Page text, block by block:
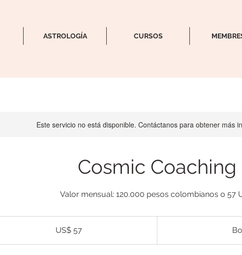
ASTROLOGÍA CURSOS
Este servicio no está disponible. Contáctanos para obtener más
Cosmic Coaching
Valor mensual: 120.000 pesos colombianos o 57
US$ 57